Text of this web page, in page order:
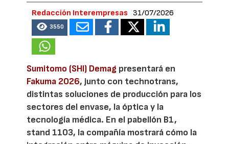
Redacción Interempresas 31/07/2026
3550
Sumitomo (SHI) Demag presentará en
Fakuma 2026, junto con technotrans,
distintas soluciones de producción para los
sectores del envase, la óptica y la
tecnología médica. En el pabellón B1,
stand 1103, la compañía mostrará cómo la